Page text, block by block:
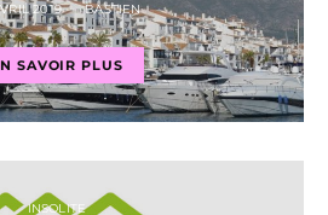
2019 BASTIEN
SAVOIR PLUS
INSOLITE